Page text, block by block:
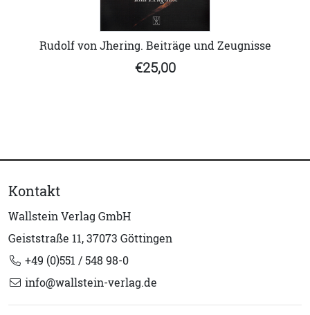
Rudolf von Jhering. Beiträge und Zeugnisse
€25,00
Kontakt
Wallstein Verlag GmbH
Geiststraße 11, 37073 Göttingen
+49 (0)551 / 548 98-0
info@wallstein-verlag.de